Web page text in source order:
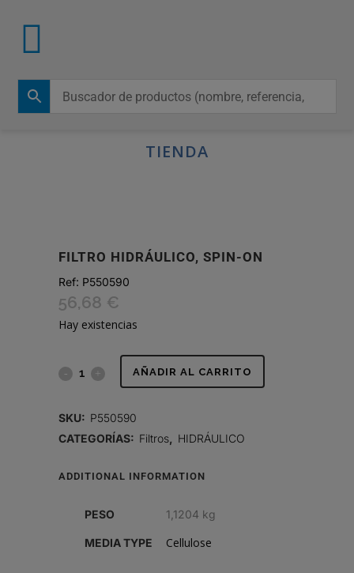
TIENDA
FILTRO HIDRÁULICO, SPIN-ON
Ref: P550590
56,68 €
Hay existencias
FILTRO AÑADIR AL CARRITO
SKU: P550590
CATEGORÍAS: Filtros HIDRÁULICO
ADDITIONAL INFORMATION
PESO 1,1204 kg
MEDIA TYPE Cellulose